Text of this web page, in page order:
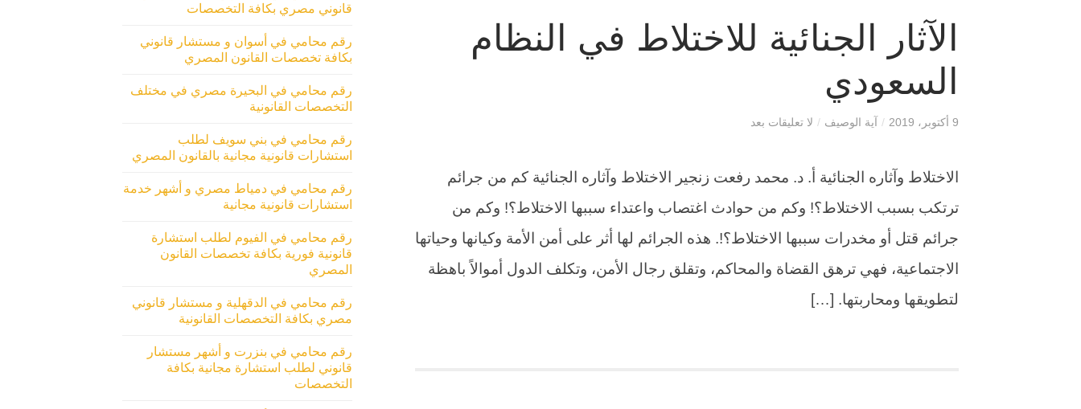
الآثار الجنائية للاختلاط في النظام
السعودي
9 أكتوبر، 2019 / آية الوصيف / لا تعليقات بعد
الاختلاط وآثاره الجنائية أ. د. محمد رفعت زنجير الاختلاط وآثاره الجنائية كم من جرائم
ترتكب بسبب الاختلاط؟! وكم من حوادث اغتصاب واعتداء سببها الاختلاط؟! وكم من
جرائم قتل أو مخدرات سببها الاختلاط؟!. هذه الجرائم لها أثر على أمن الأمة وكيانها وحياتها
الاجتماعية، فهي ترهق القضاة والمحاكم، وتقلق رجال الأمن، وتكلف الدول أموالاً باهظة
لتطويقها ومحاربتها. […]
قانوني مصري بكافة التخصصات
رقم محامي في أسوان و مستشار قانوني
بكافة تخصصات القانون المصري
رقم محامي في البحيرة مصري في مختلف
التخصصات القانونية
رقم محامي في بني سويف لطلب
استشارات قانونية مجانية بالقانون المصري
رقم محامي في دمياط مصري و أشهر خدمة
استشارات قانونية مجانية
رقم محامي في الفيوم لطلب استشارة
قانونية فورية بكافة تخصصات القانون
المصري
رقم محامي في الدقهلية و مستشار قانوني
مصري بكافة التخصصات القانونية
رقم محامي في بنزرت و أشهر مستشار
قانوني لطلب استشارة مجانية بكافة
التخصصات